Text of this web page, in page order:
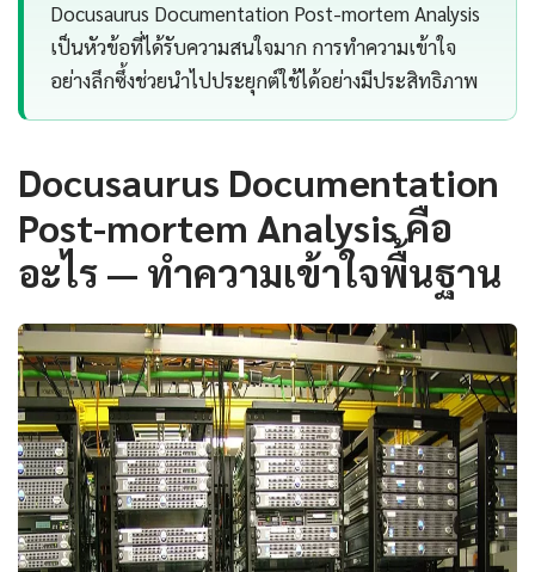
Docusaurus Documentation Post-mortem Analysis
เป็นหัวข้อที่ได้รับความสนใจมาก การทำความเข้าใจ
อย่างลึกซึ้งช่วยนำไปประยุกต์ใช้ได้อย่างมีประสิทธิภาพ
Docusaurus Documentation
Post-mortem Analysis คือ
อะไร — ทำความเข้าใจพื้นฐาน